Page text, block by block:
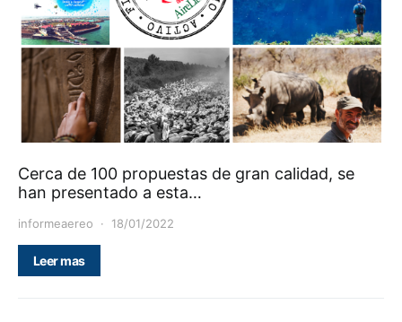
Cerca de 100 propuestas de gran calidad, se
han presentado a esta…
informeaereo 18/01/2022
Leer mas